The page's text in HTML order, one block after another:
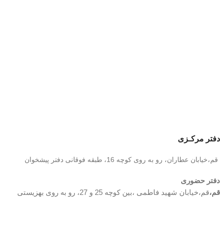
دفتر مرکـزی
قم،خیابان عطاران، رو به روی کوچه 16، طبقه فوقانی دفتر پیشخوان
دفتر حضوری
قم،قم،خیابان شهید فاطمی ،بین کوچه 25 و 27، رو به روی بهزیستی